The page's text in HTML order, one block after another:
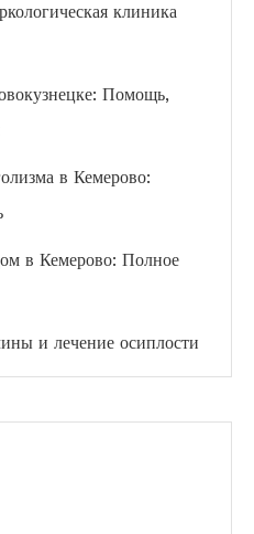
клиника
Помощь,
в Кемерово:
в Кемерово: Полное
и лечение осиплости